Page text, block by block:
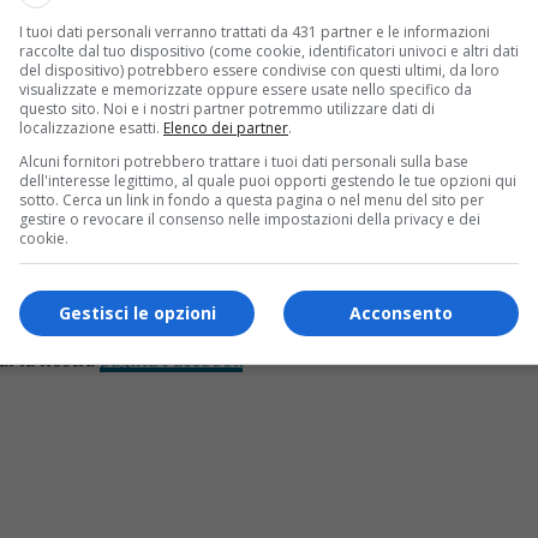
del
:
visione: “
Vista anche noi domenica sera (verso le 20:30
“Confermo! Io sono all’Alpe Testanera ed era molto
da Suno a Borgomanero.
la Capanna che vive sovrastando tutta la nostra
la nostrapagina Facebook
I tuoi dati personali verranno trattati da 431 partner e le informazioni
raccolte dal tuo dispositivo (come cookie, identificatori univoci e altri dati
del dispositivo) potrebbero essere condivise con questi ultimi, da loro
visualizzate e memorizzate oppure essere usate nello specifico da
questo sito. Noi e i nostri partner potremmo utilizzare dati di
localizzazione esatti. Elenco dei partner.
Alcuni fornitori potrebbero trattare i tuoi dati personali sulla base
dell'interesse legittimo, al quale puoi opporti gestendo le tue opzioni qui
sotto. Cerca un link in fondo a questa pagina o nel menu del sito per
gestire o revocare il consenso nelle impostazioni della privacy e dei
cookie.
Acconsento
Gestisci le opzioni